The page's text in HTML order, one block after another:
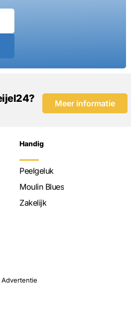
Meer informatie
Handig
Peelgeluk
Moulin Blues
Zakelijk
Advertentie